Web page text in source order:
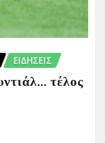
ΕΙΔΗΣΕΙΣ
τέλος